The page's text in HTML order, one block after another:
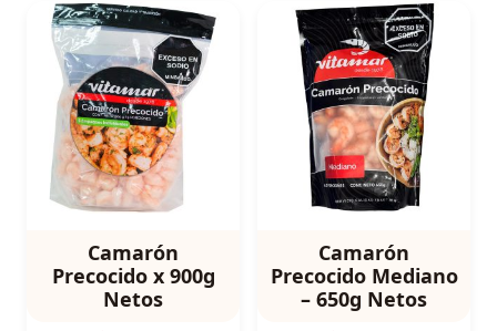
Camarón
Precocido x 900g
Netos
Camarón
Precocido Mediano
– 650g Netos